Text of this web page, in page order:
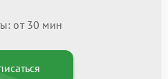
от 30 мин